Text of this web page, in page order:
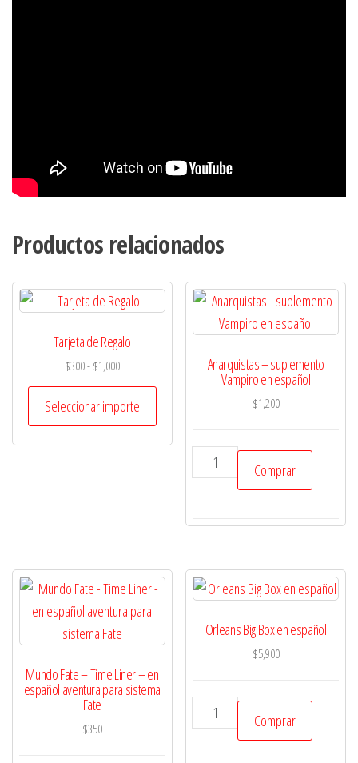
Productos relacionados
Tarjeta de Regalo
$300-$1,000Rango
de
precios:
desde
$300
Seleccionar importe
Anarquistas – suplemento
Vampiro en español
$1,200
Anarquistas
-
Vampiro
español
cantidad
Comprar
Mundo Fate – Time Liner – en
español aventura para sistema
Fate
$350
Orleans Big Box en español
$5,900
Orleans
Big
Comprar